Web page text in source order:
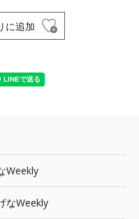
に追加
Weekly
なWeekly